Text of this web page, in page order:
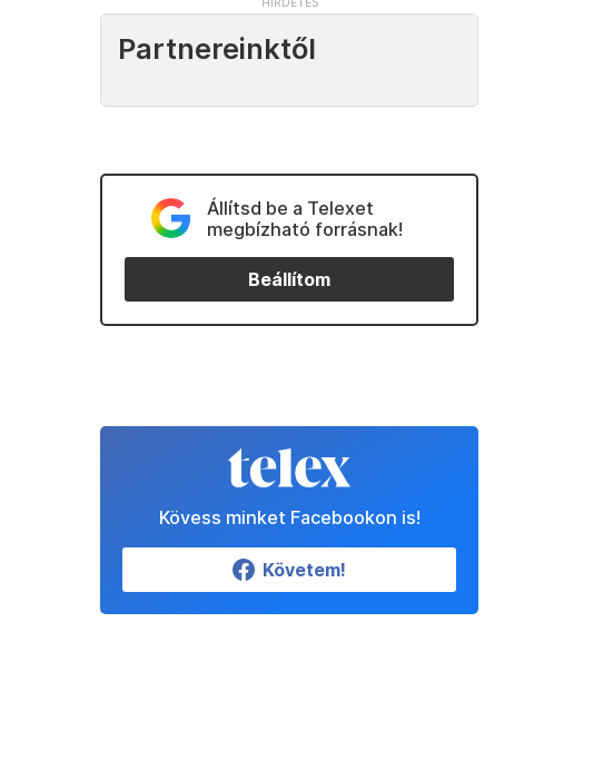
Partnereinktől
Állítsd be a Telexet
megbízható forrásnak!
Beállítom
Kövess minket Facebookon is!
Követem!